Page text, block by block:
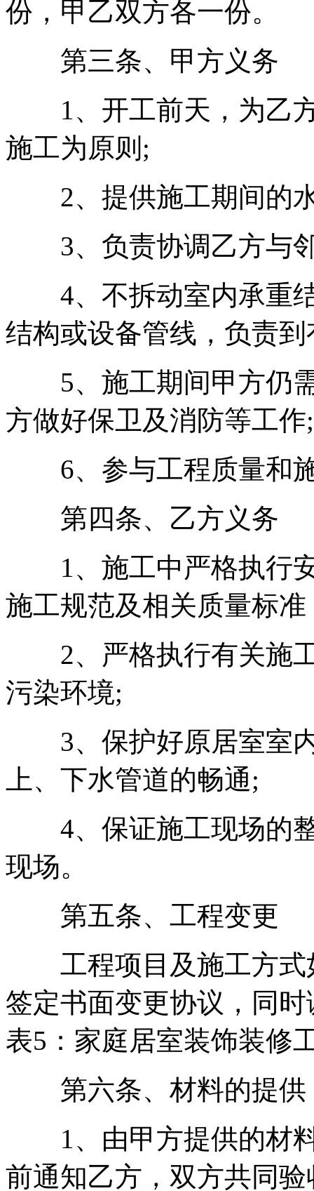
份，甲乙双方各一份。
第三条、甲方义务
1、开工前天，为乙方
施工为原则;
2、提供施工期间的
3、负责协调乙方与
4、不拆动室内承重结
结构或设备管线，负责
5、施工期间甲方仍需
方做好保卫及消防等工作;
6、参与工程质量和施
第四条、乙方义务
1、施工中严格执行安
施工规范及相关质量标
2、严格执行有关施工
污染环境;
3、保护好原居室室内
上、下水管道的畅通;
4、保证施工现场的整
现场。
第五条、工程变更
工程项目及施工方式
签定书面变更协议，同
表5：家庭居室装饰装修
第六条、材料的提供
1、由甲方提供的材料
前通知乙方，双方共同